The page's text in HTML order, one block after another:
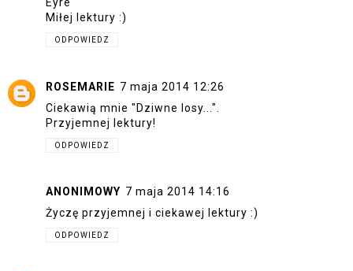
Miłej lektury :)
ODPOWIEDZ
ROSEMARIE 7 maja 2014 12:26
Ciekawią mnie "Dziwne losy...".
Przyjemnej lektury!
ODPOWIEDZ
ANONIMOWY 7 maja 2014 14:16
Życzę przyjemnej i ciekawej lektury :)
ODPOWIEDZ